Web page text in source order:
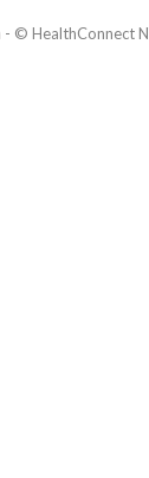
- © HealthConnect